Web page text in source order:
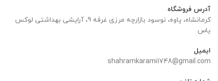
آدرس فروشگاه
کرمانشاه، پاوه، نوسود بازارچه مرزی غرفه 9، آرایشی بهداشتی لوکس
یاس
ایمیل
shahramkarami1748@gmail.com